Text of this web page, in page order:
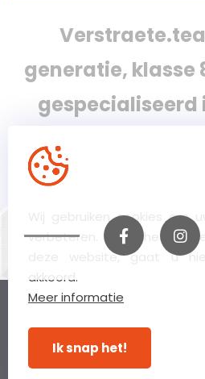
generatie, klasse
gespecialiseerd
Wij gebruiken cookies om
verbeteren. Door het
deze website, gaat u
akkoord.
Meer informatie
Ik snap het!